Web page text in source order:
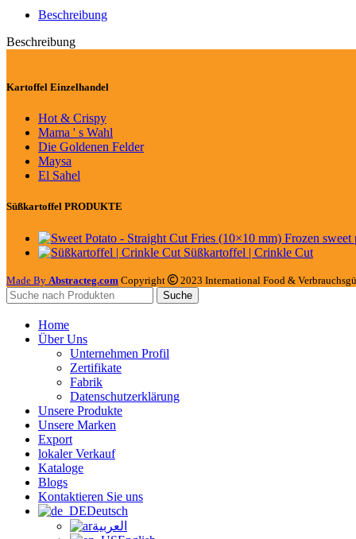
Beschreibung
Beschreibung
Kartoffel Einzelhandel
Hot & Crispy
Mama ' s Wahl
Die Goldenen Felder
Maysa
El Sahel
Süßkartoffel PRODUKTE
Süßkartoffel | Crinkle Cut
Made By Abstracteg.com Copyright 2023 International Food &
Suche
Home
Über Uns
Unternehmen Profil
Zertifikate
Fabrik
Datenschutzerklärung
Unsere Produkte
Unsere Marken
Export
lokaler Verkauf
Kataloge
Blogs
Kontaktieren Sie uns
Deutsch
العربية